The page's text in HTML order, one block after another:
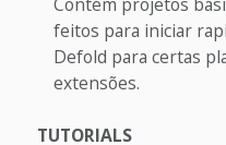
Contém projetos
feitos para iniciar
Defold para certas
extensões.
TUTORIALS